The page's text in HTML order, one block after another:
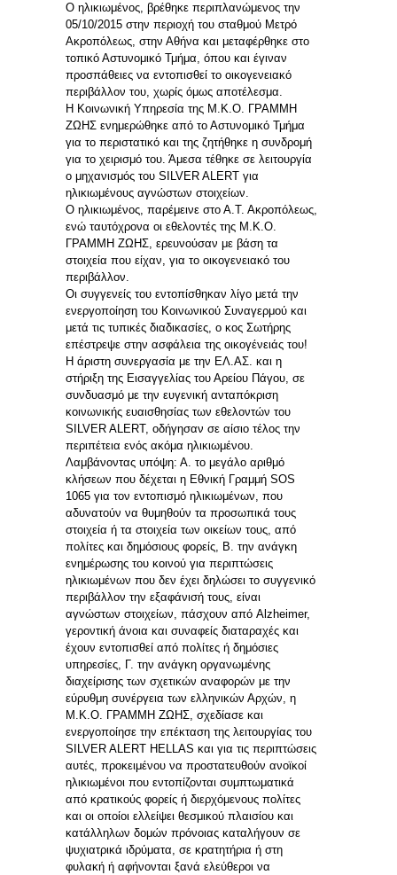
Ο ηλικιωμένος, βρέθηκε περιπλανώμενος την
05/10/2015 στην περιοχή του σταθμού Μετρό
Ακροπόλεως, στην Αθήνα και μεταφέρθηκε στο
τοπικό Αστυνομικό Τμήμα, όπου και έγιναν
προσπάθειες να εντοπισθεί το οικογενειακό
περιβάλλον του, χωρίς όμως αποτέλεσμα.
Η Κοινωνική Υπηρεσία της Μ.Κ.Ο. ΓΡΑΜΜΗ
ΖΩΗΣ ενημερώθηκε από το Αστυνομικό Τμήμα
για το περιστατικό και της ζητήθηκε η συνδρομή
για το χειρισμό του. Άμεσα τέθηκε σε λειτουργία
ο μηχανισμός του SILVER ALERT για
ηλικιωμένους αγνώστων στοιχείων.
Ο ηλικιωμένος, παρέμεινε στο Α.Τ. Ακροπόλεως,
ενώ ταυτόχρονα οι εθελοντές της Μ.Κ.Ο.
ΓΡΑΜΜΗ ΖΩΗΣ, ερευνούσαν με βάση τα
στοιχεία που είχαν, για το οικογενειακό του
περιβάλλον.
Οι συγγενείς του εντοπίσθηκαν λίγο μετά την
ενεργοποίηση του Κοινωνικού Συναγερμού και
μετά τις τυπικές διαδικασίες, ο κος Σωτήρης
επέστρεψε στην ασφάλεια της οικογένειάς του!
Η άριστη συνεργασία με την ΕΛ.ΑΣ. και η
στήριξη της Εισαγγελίας του Αρείου Πάγου, σε
συνδυασμό με την ευγενική ανταπόκριση
κοινωνικής ευαισθησίας των εθελοντών του
SILVER ALERT, οδήγησαν σε αίσιο τέλος την
περιπέτεια ενός ακόμα ηλικιωμένου.
Λαμβάνοντας υπόψη: Α. το μεγάλο αριθμό
κλήσεων που δέχεται η Εθνική Γραμμή SOS
1065 για τον εντοπισμό ηλικιωμένων, που
αδυνατούν να θυμηθούν τα προσωπικά τους
στοιχεία ή τα στοιχεία των οικείων τους, από
πολίτες και δημόσιους φορείς, Β. την ανάγκη
ενημέρωσης του κοινού για περιπτώσεις
ηλικιωμένων που δεν έχει δηλώσει το συγγενικό
περιβάλλον την εξαφάνισή τους, είναι
αγνώστων στοιχείων, πάσχουν από Alzheimer,
γεροντική άνοια και συναφείς διαταραχές και
έχουν εντοπισθεί από πολίτες ή δημόσιες
υπηρεσίες, Γ. την ανάγκη οργανωμένης
διαχείρισης των σχετικών αναφορών με την
εύρυθμη συνέργεια των ελληνικών Αρχών, η
Μ.Κ.Ο. ΓΡΑΜΜΗ ΖΩΗΣ, σχεδίασε και
ενεργοποίησε την επέκταση της λειτουργίας του
SILVER ALERT HELLAS και για τις περιπτώσεις
αυτές, προκειμένου να προστατευθούν ανοϊκοί
ηλικιωμένοι που εντοπίζονται συμπτωματικά
από κρατικούς φορείς ή διερχόμενους πολίτες
και οι οποίοι ελλείψει θεσμικού πλαισίου και
κατάλληλων δομών πρόνοιας καταλήγουν σε
ψυχιατρικά ιδρύματα, σε κρατητήρια ή στη
φυλακή ή αφήνονται ξανά ελεύθεροι να